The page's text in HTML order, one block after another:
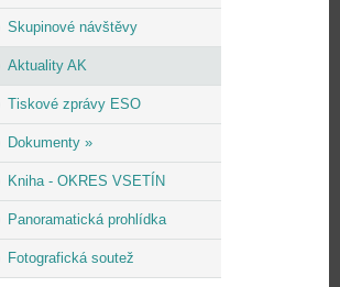
Skupinové návštěvy
Aktuality AK
Tiskové zprávy ESO
Dokumenty »
Kniha - OKRES VSETÍN
Panoramatická prohlídka
Fotografická soutež